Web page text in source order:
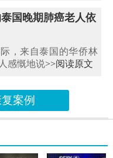
国晚期肺癌老人依
，来自泰国的华侨林
感慨地说>>阅读原文
案例